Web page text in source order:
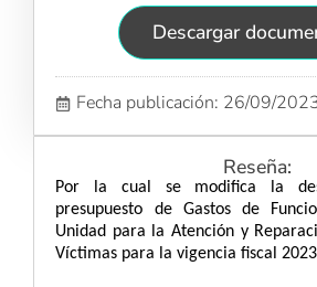
Descargar
Fecha publicación: 26/09/
Reseña:
Por la cual se modifica la
presupuesto de Gastos de
Unidad para la Atención y
Víctimas para la vigencia fiscal 2023